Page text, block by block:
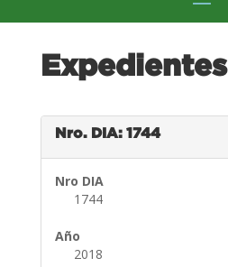
Expedientes
Nro. DIA: 1744
Nro DIA
1744
Año
2018